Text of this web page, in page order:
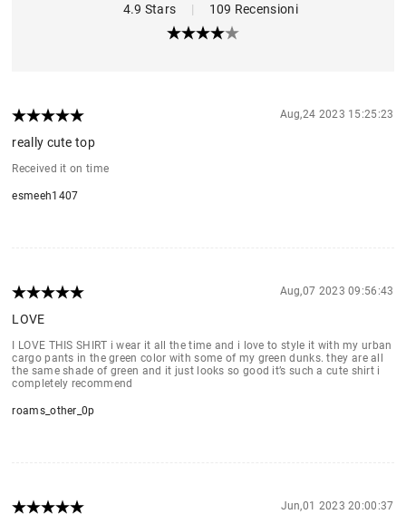
4.9 Stars | 109 Recensioni
Aug,24 2023 15:25:23
really cute top
Received it on time
esmeeh1407
Aug,07 2023 09:56:43
LOVE
I LOVE THIS SHIRT i wear it all the time and i love to style it with my urban
cargo pants in the green color with some of my green dunks. they are all
the same shade of green and it just looks so good it’s such a cute shirt i
completely recommend
roams_other_0p
Jun,01 2023 20:00:37